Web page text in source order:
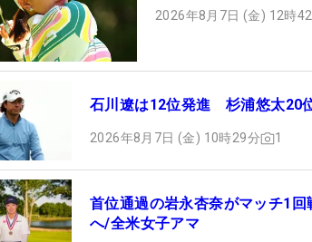
2026年8月7日 (金) 12時
石川遼は12位発進 杉浦悠太20
2026年8月7日 (金) 10時29分 1
首位通過の岩永杏奈がマッチ1
へ/全米女子アマ